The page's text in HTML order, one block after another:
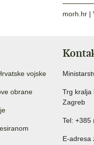
morh.hr |
vojske
obrane
Trg kralja
Zagreb
Tel: +385
E-adresa